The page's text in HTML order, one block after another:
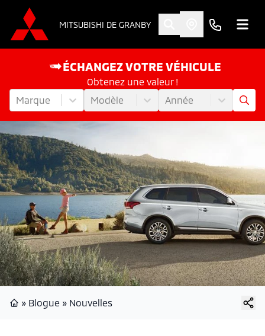
MITSUBISHI DE GRANBY
ÉCHANGEZ VOTRE VÉHICULE
Obtenez une valeur !
Marque
Modèle Année
» Blogue » Nouvelles